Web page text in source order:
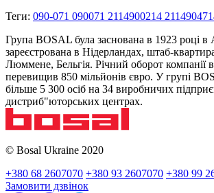
Теги: 090-071 090071 2114900214
Група BOSAL була заснована в 1923 році в
зареєстрована в Нідерландах, штаб-
Люммене, Бельгія. Річний оборот компанії
перевищив 850 мільйонів євро. У групі
більше 5 300 осіб на 34 виробничих
дистриб"юторських центрах.
© Bosal Ukraine 2020
+380 68 2607070 +380 93 2607070 +380 99
Замовити дзвінок